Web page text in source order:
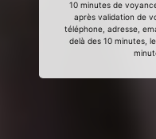
10 minutes de
après validation de
téléphone, adresse,
delà des 10 minutes,